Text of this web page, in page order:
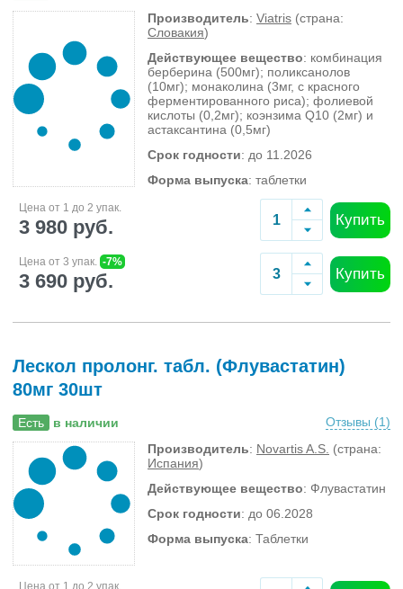
Производитель: Viatris (страна:
Словакия)
Действующее вещество: комбинация
берберина (500мг); поликсанолов
(10мг); монаколина (3мг, с красного
ферментированного риса); фолиевой
кислоты (0,2мг); коэнзима Q10 (2мг) и
астаксантина (0,5мг)
Срок годности: до 11.2026
Форма выпуска: таблетки
Цена от 1 до 2 упак.
3 980 руб. Купить
Цена от 3 упак. -7%
3 690 руб. Купить
Лескол пролонг. табл. (Флувастатин)
80мг 30шт
Есть в наличии Отзывы (1)
Производитель: Novartis A.S. (страна:
Испания)
Действующее вещество: Флувастатин
Срок годности: до 06.2028
Форма выпуска: Таблетки
Цена от 1 до 2 упак.